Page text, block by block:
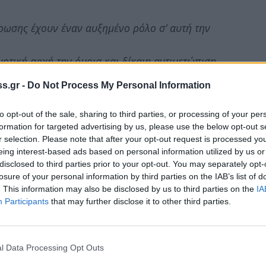
- Do Not Process My Personal Information
opt-out of the sale, sharing to third parties, or processing of your
for targeted advertising by us, please use the below opt-out
selection. Please note that after your opt-out request is processed
interest-based ads based on personal information utilized by us
to third parties prior to your opt-out. You may separately
of your personal information by third parties on the IAB’s list of
This information may also be disclosed by us to third parties on the
Participants that may further disclose it to other third parties.
Data Processing Opt Outs
έχουν έναν αυξημένο ρόλο σ’ αυτή την
αρχή την όμοια και δίκαιη αντιμετώπιση
για προβολή και ενημέρωση των πολιτών.
αλλά τον εγκλωβισμό των μμε σε
ξένες και αποκρουστικές.
θα τις αποκαλύπτουμε όπου και αν τις
επίσημα της προεκλογικής περιόδου
Δημοσκοπήσεις» για δήθεν
.
χώρο των μμε ότι καμία δημοσκόπηση που